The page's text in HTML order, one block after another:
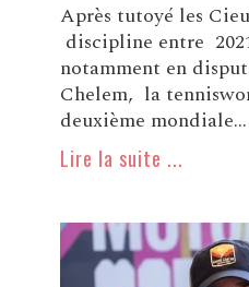
Après tutoyé les
discipline entre
notamment en
Chelem, la
deuxième mondiale...
Lire la suite ...